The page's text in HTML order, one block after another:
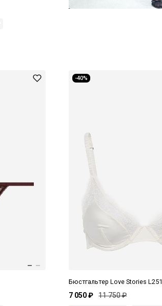
-40%
Бюстгальтер Love Stories
7 050 ₽ 11 750 ₽